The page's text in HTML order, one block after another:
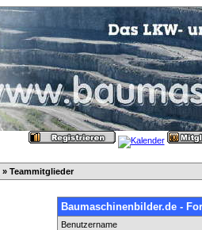
» Teammitglieder
Baumaschinenbilder.de -
Benutzername